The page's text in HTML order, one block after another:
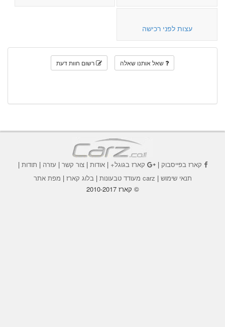
עצות לפני רכישה
שאל אותנו שאלה רשום חוות דעת
קארז בפייסבוק| קארז בגוגל+|אודות |צור קשר | עזרה | תודות |
תנאי שימוש | carz מעודד טבעונות | בלוג קארז | מפת אתר
© קארז 2010-2017